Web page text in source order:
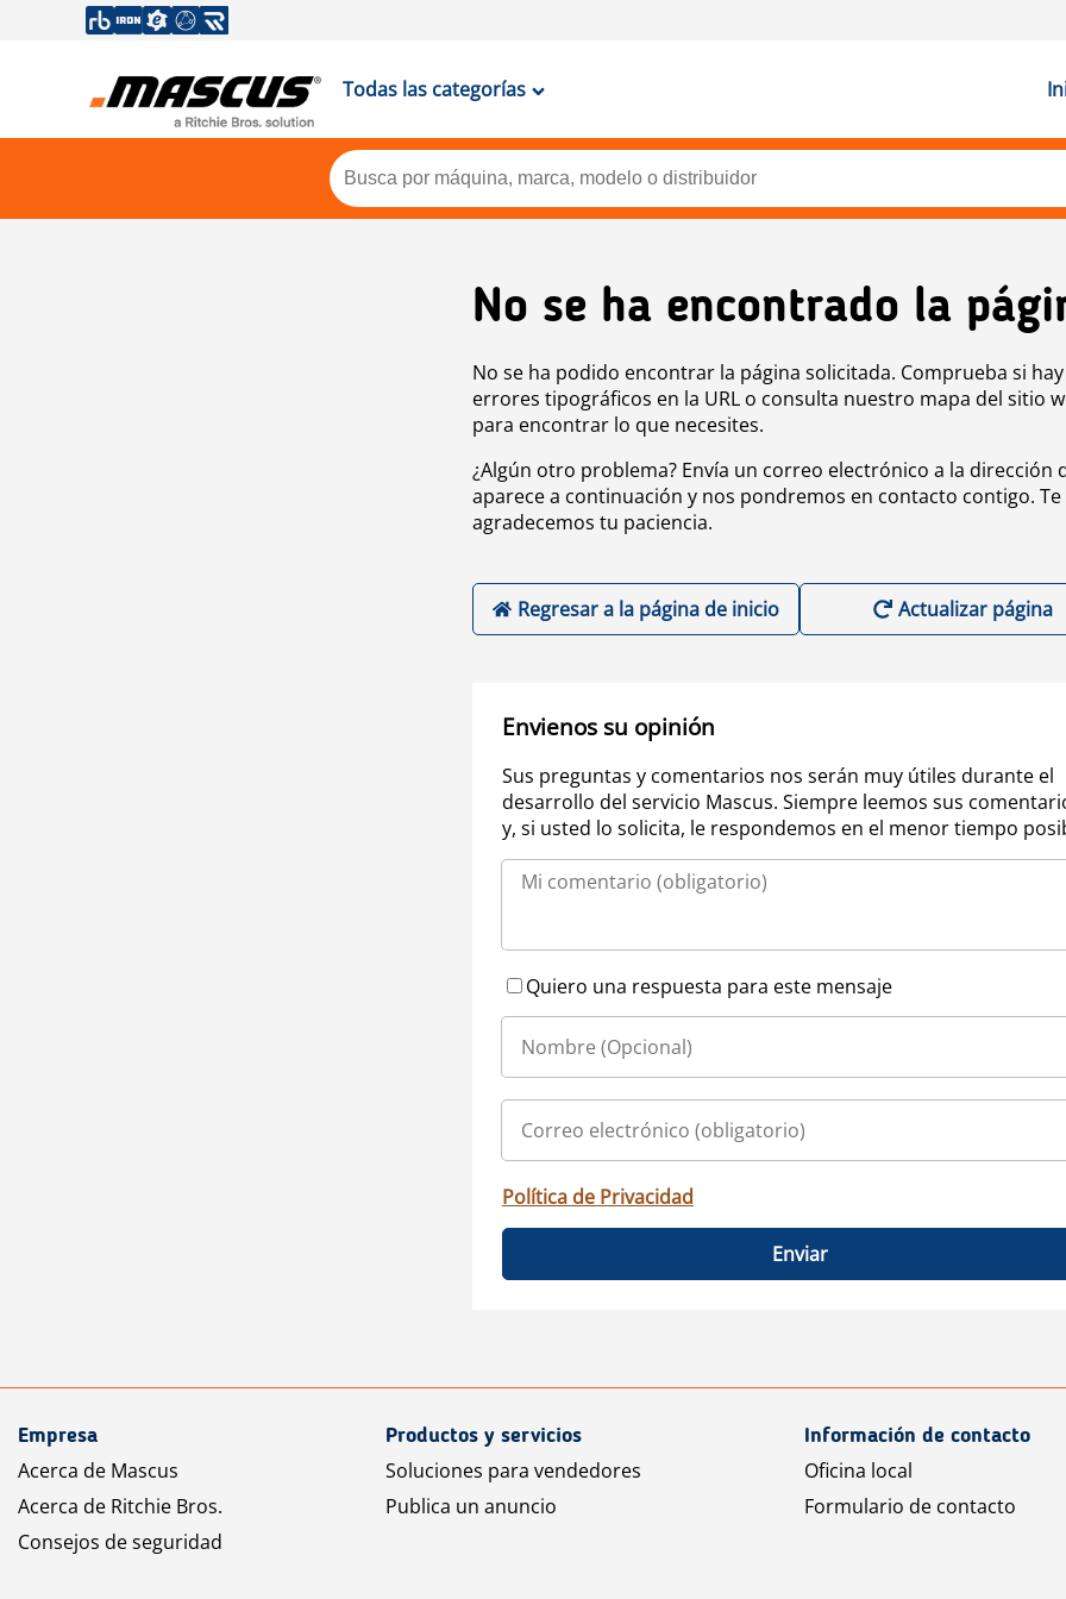
Todas las categorías
No se ha encontrado la
No se ha podido encontrar la página solicitada. Comprueba si hay
errores tipográficos en la URL o consulta nuestro mapa del sitio
para encontrar lo que necesites.
¿Algún otro problema? Envía un correo electrónico a la dirección
aparece a continuación y nos pondremos en contacto contigo. Te
agradecemos tu paciencia.
Regresar a la página de inicio Actualizar página
Envienos su opinión
Sus preguntas y comentarios nos serán muy útiles durante el
desarrollo del servicio Mascus. Siempre leemos sus
y, si usted lo solicita, le respondemos en el menor tiempo
Quiero una respuesta para este mensaje
Política de Privacidad
Enviar
Empresa
Acerca de Mascus
Acerca de Ritchie Bros.
Consejos de seguridad
Productos y servicios
Soluciones para vendedores
Publica un anuncio
Información de contacto
Oficina local
Formulario de contacto